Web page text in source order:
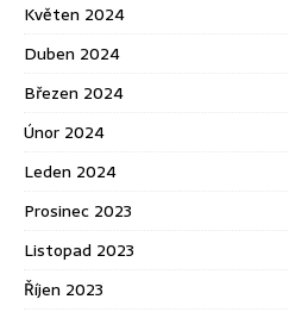
Květen 2024
Duben 2024
Březen 2024
Únor 2024
Leden 2024
Prosinec 2023
Listopad 2023
Říjen 2023